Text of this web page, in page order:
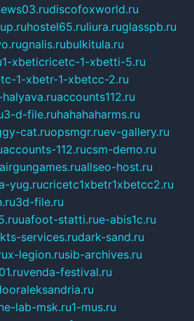
discofoxworld.ru
hostel65.ruliura.ruglasspb.ru
gnalis.rubulkitula.ru
1-xbeticricetc-1-xbetti-5.ru
1-xbetr-1-xbetcc-2.ru
accounts112.ru
3-d-file.ruhahahaharms.ru
cat.ruopsmgr.ruev-gallery.ru
accounts-112.rucsm-demo.ru
airgungames.ruallseo-host.ru
yug.rucricetc1xbetr1xbetcc2.ru
3d-file.ru
uafoot-statti.rue-abis1c.ru
kts-services.rudark-sand.ru
x-legion.rusib-archives.ru
venda-festival.ru
lab-msk.ru1-mus.ru